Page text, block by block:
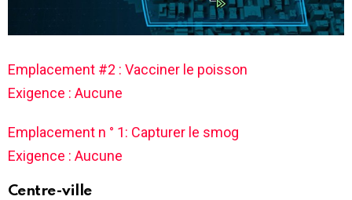
Emplacement #2 : Vacciner le poisson
Exigence : Aucune
Emplacement n ° 1: Capturer le smog
Exigence : Aucune
Centre-ville